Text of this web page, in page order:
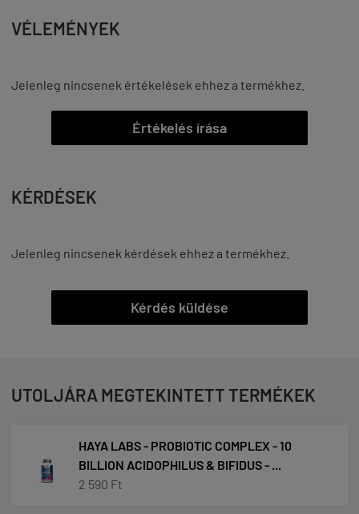
VÉLEMÉNYEK
Jelenleg nincsenek értékelések ehhez a termékhez.
Értékelés írása
KÉRDÉSEK
Jelenleg nincsenek kérdések ehhez a termékhez.
Kérdés küldése
UTOLJÁRA MEGTEKINTETT TERMÉKEK
HAYA LABS - PROBIOTIC COMPLEX - 10
BILLION ACIDOPHILUS & BIFIDUS - ...
2 590 Ft